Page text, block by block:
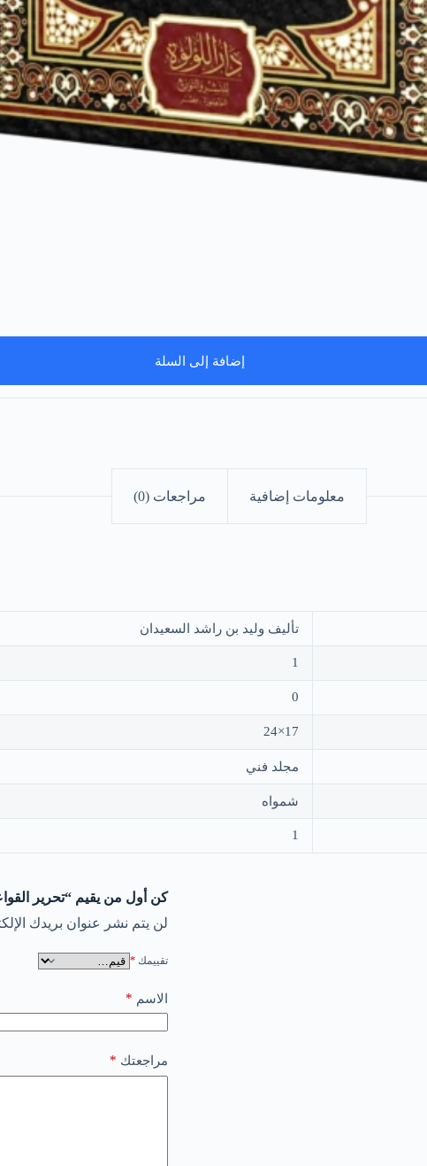
إضافة إلى السلة
معلومات إضافية مراجعات (0)
تأليف وليد بن راشد السعيدان
1
0
17×24
مجلد فني
شمواه
1
كن أول من يقيم “تحرير
لن يتم نشر عنوان بريدك
تقييمك *
الاسم *
مراجعتك *